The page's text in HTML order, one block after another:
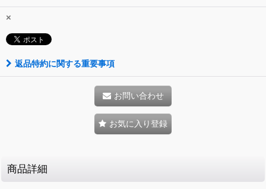
×
返品特約に関する重要事項
お問い合わせ
お気に入り登録
商品詳細